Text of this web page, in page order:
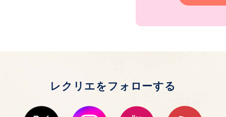
レクリエをフォローする